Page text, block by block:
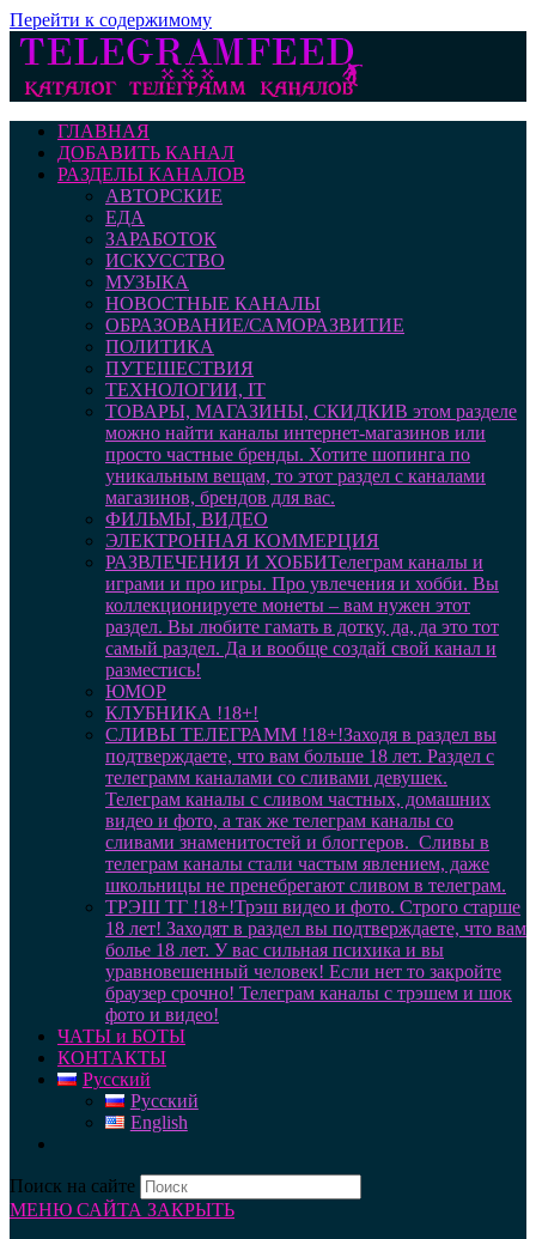
Перейти к содержимому
ГЛАВНАЯ
ДОБАВИТЬ КАНАЛ
РАЗДЕЛЫ КАНАЛОВ
АВТОРСКИЕ
ЕДА
ЗАРАБОТОК
ИСКУССТВО
МУЗЫКА
НОВОСТНЫЕ КАНАЛЫ
ОБРАЗОВАНИЕ/САМОРАЗВИТИЕ
ПОЛИТИКА
ПУТЕШЕСТВИЯ
ТЕХНОЛОГИИ, IT
ТОВАРЫ, МАГАЗИНЫ, СКИДКИВ этом разделе
можно найти каналы интернет-магазинов или
просто частные бренды. Хотите шопинга по
уникальным вещам, то этот раздел с каналами
магазинов, брендов для вас.
ФИЛЬМЫ, ВИДЕО
ЭЛЕКТРОННАЯ КОММЕРЦИЯ
РАЗВЛЕЧЕНИЯ И ХОББИТелеграм каналы и
играми и про игры. Про увлечения и хобби. Вы
коллекционируете монеты – вам нужен этот
раздел. Вы любите гамать в дотку, да, да это тот
самый раздел. Да и вообще создай свой канал и
разместись!
ЮМОР
КЛУБНИКА !18+!
СЛИВЫ ТЕЛЕГРАММ !18+!Заходя в раздел вы
подтверждаете, что вам больше 18 лет. Раздел с
телеграмм каналами со сливами девушек.
Телеграм каналы с сливом частных, домашних
видео и фото, а так же телеграм каналы со
сливами знаменитостей и блоггеров. Сливы в
телеграм каналы стали частым явлением, даже
школьницы не пренебрегают сливом в телеграм.
ТРЭШ ТГ !18+!Трэш видео и фото. Строго старше
18 лет! Заходят в раздел вы подтверждаете, что вам
болье 18 лет. У вас сильная психика и вы
уравновешенный человек! Если нет то закройте
браузер срочно! Телеграм каналы с трэшем и шок
фото и видео!
ЧАТЫ и БОТЫ
КОНТАКТЫ
Русский
Русский
English
Поиск на сайте
МЕНЮ САЙТА ЗАКРЫТЬ